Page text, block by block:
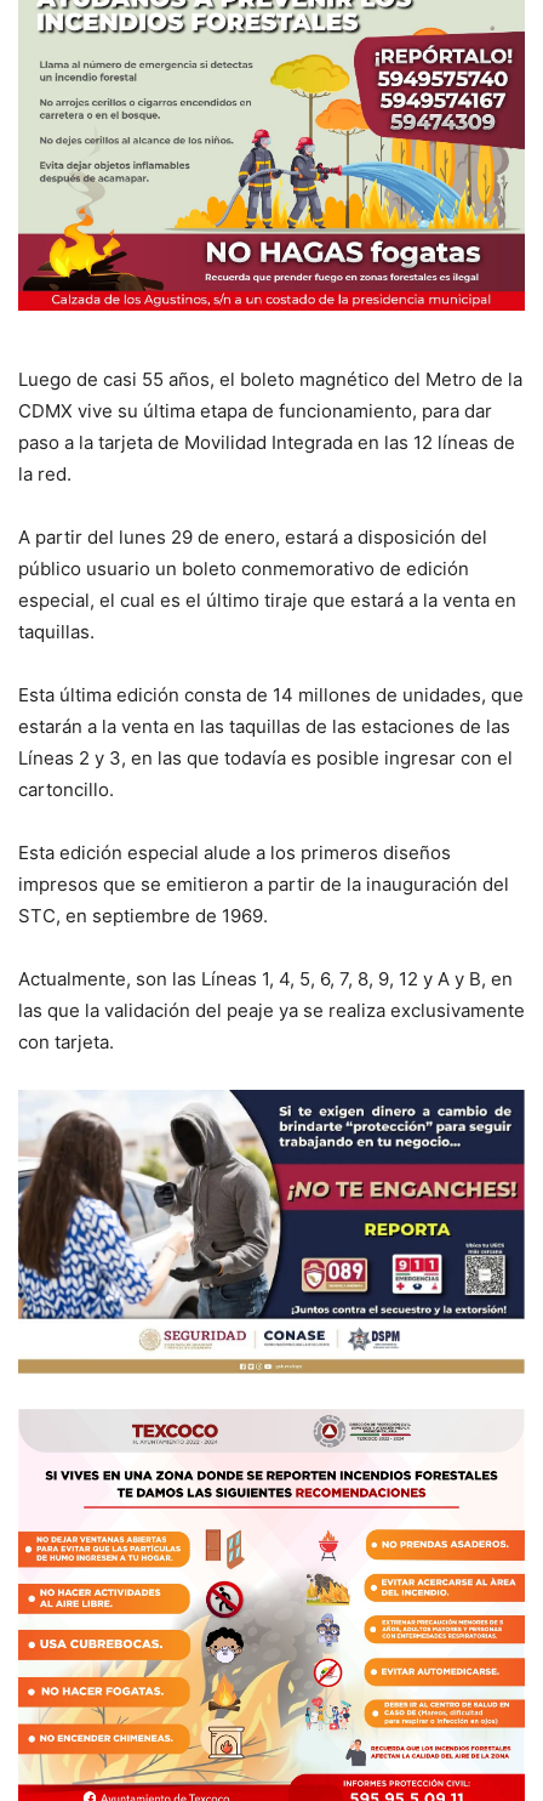
Luego de casi 55 años, el boleto magnético del Metro de la
CDMX vive su última etapa de funcionamiento, para dar
paso a la tarjeta de Movilidad Integrada en las 12 líneas de
la red.
A partir del lunes 29 de enero, estará a disposición del
público usuario un boleto conmemorativo de edición
especial, el cual es el último tiraje que estará a la venta en
taquillas.
Esta última edición consta de 14 millones de unidades, que
estarán a la venta en las taquillas de las estaciones de las
Líneas 2 y 3, en las que todavía es posible ingresar con el
cartoncillo.
Esta edición especial alude a los primeros diseños
impresos que se emitieron a partir de la inauguración del
STC, en septiembre de 1969.
Actualmente, son las Líneas 1, 4, 5, 6, 7, 8, 9, 12 y A y B, en
las que la validación del peaje ya se realiza exclusivamente
con tarjeta.